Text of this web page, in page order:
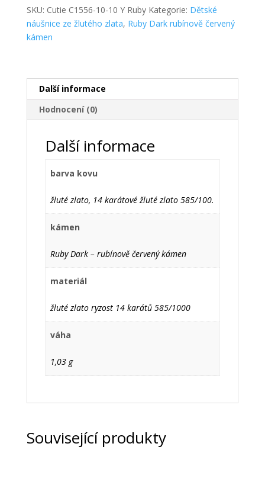
NC1556-
10
Ruby
SKU: Cutie C1556-10-10 Y Ruby Kategorie: Dětské
náušnice ze žlutého zlata, Ruby Dark rubínově červený
kámen
Další informace
Hodnocení (0)
Další informace
barva kovu
žluté zlato, 14 karátové žluté zlato 585/100.
kámen
Ruby Dark – rubínově červený kámen
materiál
žluté zlato ryzost 14 karátů 585/1000
váha
1,03 g
Související produkty